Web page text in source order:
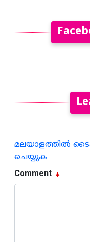
മലയാളത്തില്‍
ചെയ്യുക
Comment